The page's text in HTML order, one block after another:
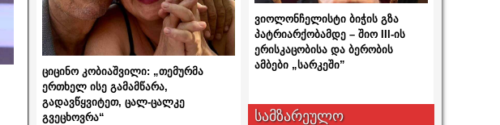
ციცინო კობიაშვილი: „თემურმა
ერთხელ ისე გამამწარა,
გადავწყვიტეთ, ცალ-ცალკე
გვეცხოვრა“
ვიოლონჩელისტი ბიჭის გზა
პატრიარქობამდე – შიო III-ის
ერისკაცობისა და ბერობის
ამბები „სარკეში”
სამზარეულო